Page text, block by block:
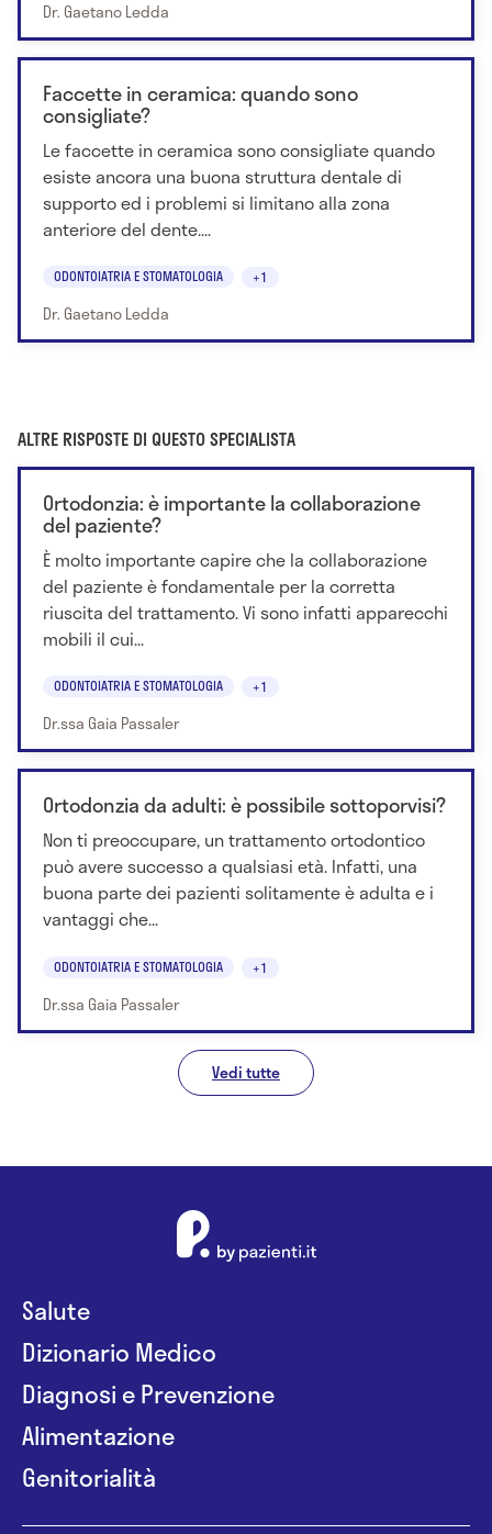
Dr. Gaetano Ledda
Faccette in ceramica: quando sono
consigliate?
Le faccette in ceramica sono consigliate quando
esiste ancora una buona struttura dentale di
supporto ed i problemi si limitano alla zona
anteriore del dente....
ODONTOIATRIA E STOMATOLOGIA +1
Dr. Gaetano Ledda
ALTRE RISPOSTE DI QUESTO SPECIALISTA
Ortodonzia: è importante la collaborazione
del paziente?
È molto importante capire che la collaborazione
del paziente è fondamentale per la corretta
riuscita del trattamento. Vi sono infatti apparecchi
mobili il cui...
ODONTOIATRIA E STOMATOLOGIA +1
Dr.ssa Gaia Passaler
Ortodonzia da adulti: è possibile sottoporvisi?
Non ti preoccupare, un trattamento ortodontico
può avere successo a qualsiasi età. Infatti, una
buona parte dei pazienti solitamente è adulta e i
vantaggi che...
ODONTOIATRIA E STOMATOLOGIA +1
Dr.ssa Gaia Passaler
Vedi tutte
Salute
Dizionario Medico
Diagnosi e Prevenzione
Alimentazione
Genitorialità